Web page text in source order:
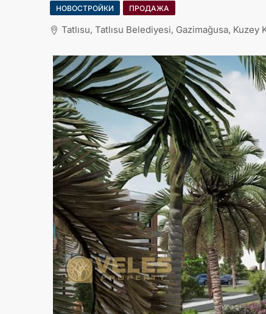
НОВОСТРОЙКИ ПРОДАЖА
Tatlısu, Tatlısu Belediyesi, Gazimağusa, Kuzey